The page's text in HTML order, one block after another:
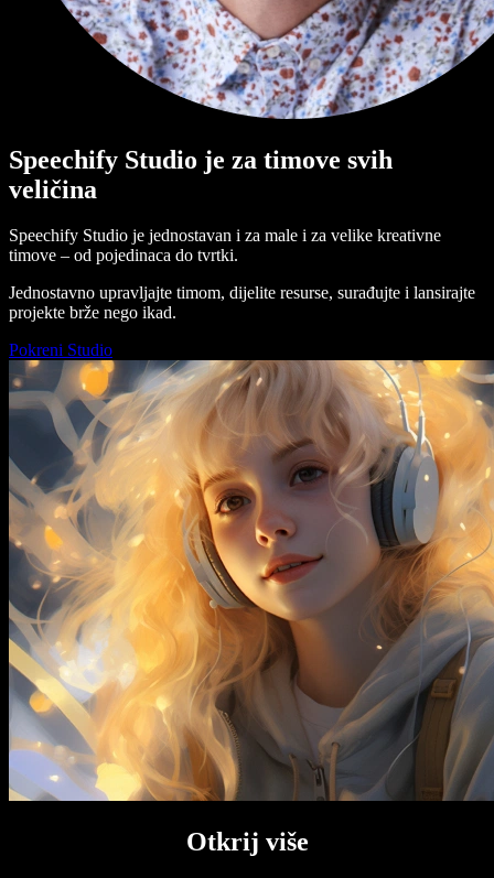
Speechify Studio je za timove svih
veličina
Speechify Studio je jednostavan i za male i za velike kreativne
timove – od pojedinaca do tvrtki.
Jednostavno upravljajte timom, dijelite resurse, surađujte i lansirajte
projekte brže nego ikad.
Pokreni Studio
Otkrij više